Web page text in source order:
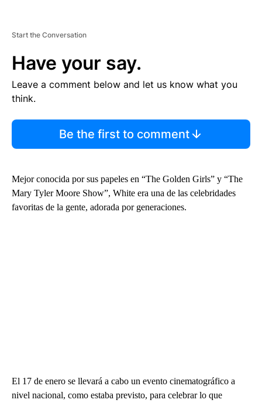
Start the Conversation
Have your say.
Leave a comment below and let us know what you
think.
Be the first to comment
Mejor conocida por sus papeles en “The Golden Girls” y “The
Mary Tyler Moore Show”, White era una de las celebridades
favoritas de la gente, adorada por generaciones.
El 17 de enero se llevará a cabo un evento cinematográfico a
nivel nacional, como estaba previsto, para celebrar lo que